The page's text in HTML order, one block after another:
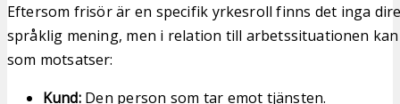
Eftersom frisör är en specifik yrkesroll finns det inga
språklig mening, men i relation till arbetssituationen
som motsatser:
Kund:Den person som tar emot tjänsten.